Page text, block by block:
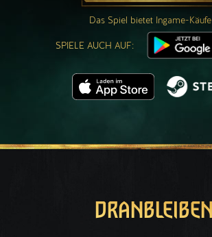
Das Spiel bietet Ingame-Käufe
SPIELE AUCH AUF:
DRANBLEIBEN